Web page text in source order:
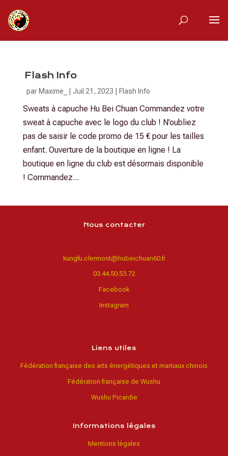
Flash Info
par Maxime_ Juil 21, 2023 Flash Info
Sweats à capuche Hu Bei Chuan Commandez votre
sweat à capuche avec le logo du club ! N’oubliez
pas de saisir le code promo de 15 € pour les tailles
enfant. Ouverture de la boutique en ligne ! La
boutique en ligne du club est désormais disponible
! Commandez...
Nous contacter
kungfu.clermont@hubeichuan60.fr
03.44.50.53.72
Facebook
Instagram
Liens utiles
Fédération française des arts énergétiques et martiaux chinois
Fédération française de Wushu
Wushu Picardie
Informations légales
Mentions légales